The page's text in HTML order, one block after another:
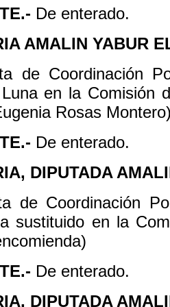
De enterado.
AMALIN YABUR
de Coordinación
en la
Rosas
De enterado.
DIPUTADA
de Coordinación
sustituido en la
De enterado.
DIPUTADA